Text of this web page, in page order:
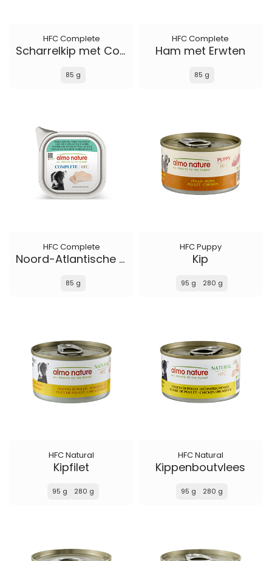
HFC Complete
Scharrelkip met Courgette
85 g
HFC Complete
Ham met Erwten
85 g
HFC Complete
Noord-Atlantische Pollachius
85 g
HFC Puppy
Kip
95 g 280 g
HFC Natural
Kipfilet
95 g 280 g
HFC Natural
Kippenboutvlees
95 g 280 g